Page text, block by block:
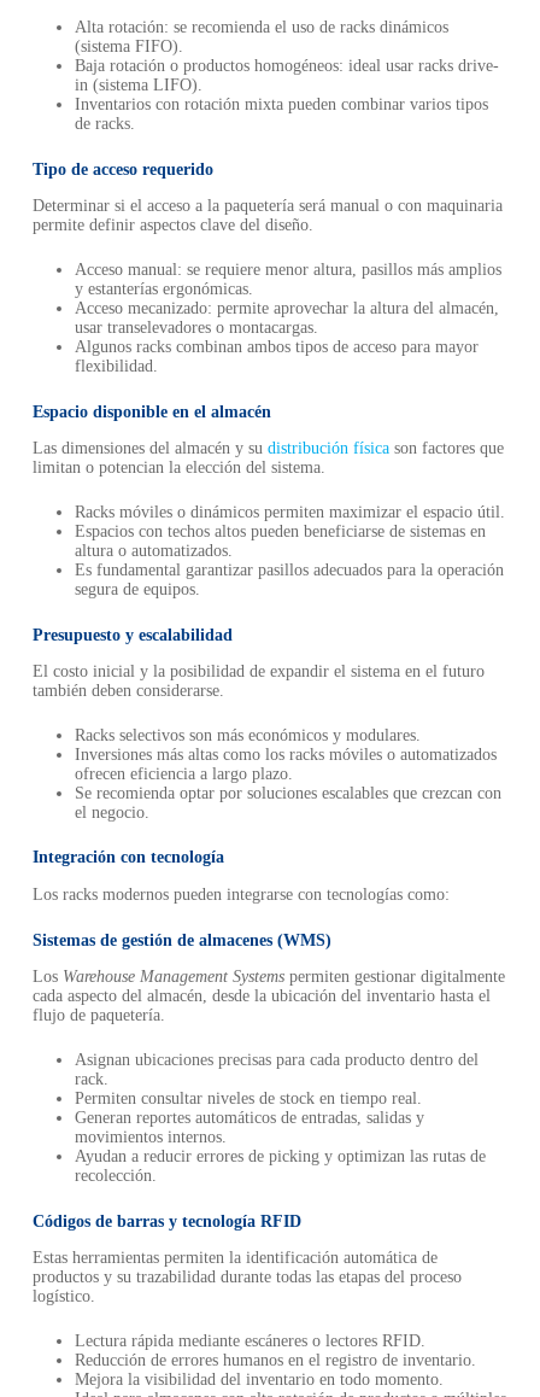
Alta rotación: se recomienda el uso de racks dinámicos
(sistema FIFO).
Baja rotación o productos homogéneos: ideal usar racks drive-
in (sistema LIFO).
Inventarios con rotación mixta pueden combinar varios tipos
de racks.
Tipo de acceso requerido
Determinar si el acceso a la paquetería será manual o con maquinaria
permite definir aspectos clave del diseño.
Acceso manual: se requiere menor altura, pasillos más amplios
y estanterías ergonómicas.
Acceso mecanizado: permite aprovechar la altura del almacén,
usar transelevadores o montacargas.
Algunos racks combinan ambos tipos de acceso para mayor
flexibilidad.
Espacio disponible en el almacén
Las dimensiones del almacén y su distribución físicason factores que
limitan o potencian la elección del sistema.
Racks móviles o dinámicos permiten maximizar el espacio útil.
Espacios con techos altos pueden beneficiarse de sistemas en
altura o automatizados.
Es fundamental garantizar pasillos adecuados para la operación
segura de equipos.
Presupuesto y escalabilidad
El costo inicial y la posibilidad de expandir el sistema en el futuro
también deben considerarse.
Racks selectivos son más económicos y modulares.
Inversiones más altas como los racks móviles o automatizados
ofrecen eficiencia a largo plazo.
Se recomienda optar por soluciones escalables que crezcan con
el negocio.
Integración con tecnología
Los racks modernos pueden integrarse con tecnologías como:
Sistemas de gestión de almacenes (WMS)
Los Warehouse Management Systemspermiten gestionar digitalmente
cada aspecto del almacén, desde la ubicación del inventario hasta el
flujo de paquetería.
Asignan ubicaciones precisas para cada producto dentro del
rack.
Permiten consultar niveles de stock en tiempo real.
Generan reportes automáticos de entradas, salidas y
movimientos internos.
Ayudan a reducir errores de picking y optimizan las rutas de
recolección.
Códigos de barras y tecnología RFID
Estas herramientas permiten la identificación automática de
productos y su trazabilidad durante todas las etapas del proceso
logístico.
Lectura rápida mediante escáneres o lectores RFID.
Reducción de errores humanos en el registro de inventario.
Mejora la visibilidad del inventario en todo momento.